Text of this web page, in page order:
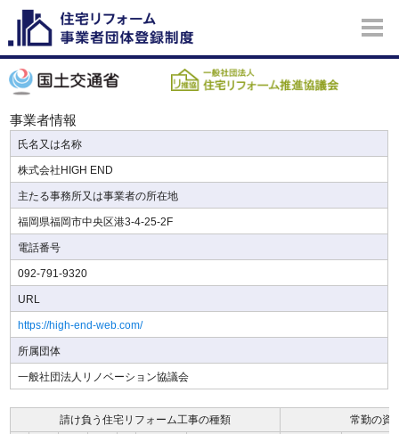
事業者情報
氏名又は名称
株式会社HIGH END
主たる事務所又は事業者の所在地
福岡県福岡市中央区港3-4-25-2F
電話番号
092-791-9320
URL
https://high-end-web.com/
所属団体
一般社団法人リノベーション協議会
請け負う住宅リフォーム工事の種類 常勤の資